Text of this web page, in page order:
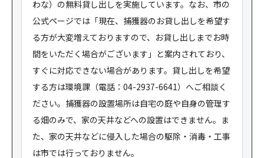
わな）の無料貸し出しを実施しています。なお、市の
公式ページでは「現在、捕獲器のお貸し出しを希望す
る方が大変増えておりますので、お貸し出しまでお時
間をいただく場合がございます」と案内されており、
すぐに対応できない場合があります。貸し出しを希望
する方は環境課（電話：04-2937-6641）へご相談く
ださい。捕獲器の設置場所は自宅の庭や自身の管理す
る畑のみで、家の天井などへの設置はできません。ま
た、家の天井などに侵入した場合の駆除・消毒・工事
は市では行っておりません。